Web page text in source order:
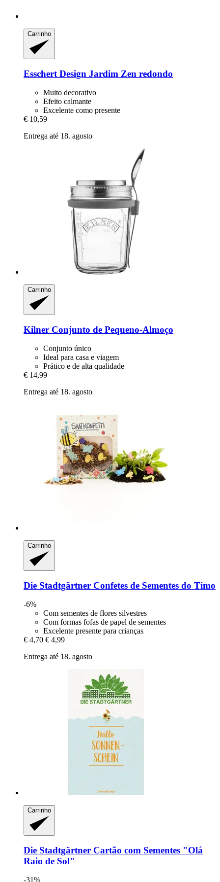
Carrinho
Esschert Design Jardim Zen redondo
Muito decorativo
Efeito calmante
Excelente como presente
€ 10,59
Entrega até 18. agosto
Carrinho
Kilner Conjunto de Pequeno-​Almoço
Conjunto único
Ideal para casa e viagem
Prático e de alta qualidade
€ 14,99
Entrega até 18. agosto
Carrinho
Die Stadtgärtner Confetes de Sementes do Timo
-6%
Com sementes de flores silvestres
Com formas fofas de papel de sementes
Excelente presente para crianças
€ 4,70 € 4,99
Entrega até 18. agosto
Carrinho
Die Stadtgärtner Cartão com Sementes "Olá
Raio de Sol"
-31%